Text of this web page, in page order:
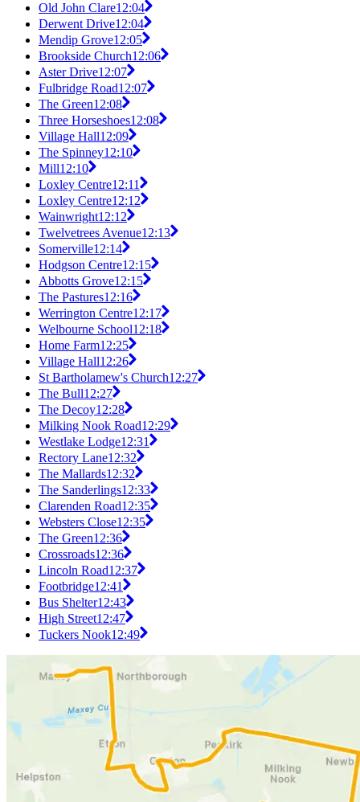
Old John Clare12:04
Derwent Drive12:04
Mendip Grove12:05
Brookside Church12:06
Aster Drive12:07
Fulbridge Road12:07
The Green12:08
Three Horseshoes12:08
Village Hall12:09
The Spinney12:10
Mill12:10
Loxley Centre12:11
Loxley Centre12:12
Wainwright12:12
Twelvetrees Avenue12:13
Somerville12:14
Hodgson Centre12:15
Abbotts Grove12:15
The Pastures12:16
Werrington Centre12:17
Welbourne School12:18
Home Farm12:25
Village Hall12:26
St Bartholamew's Church12:27
The Bull12:27
The Decoy12:28
Milking Nook Road12:29
Westlake Lodge12:31
Rectory Lane12:32
The Mallards12:32
The Sanderlings12:33
Clarenden Road12:35
Websters Close12:35
The Green12:36
Crossroads12:36
Lincoln Road12:37
Footbridge12:41
Bus Shelter12:43
High Street12:47
Tuckers Nook12:49